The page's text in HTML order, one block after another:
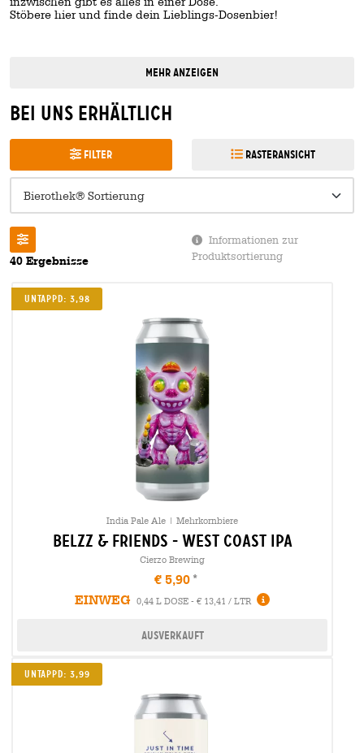
Stöbere hier und finde dein Lieblings-Dosenbier!
Mehr anzeigen
Bei uns erhältlich
Filter Rasteransicht
Filter
40 Ergebnisse
Informationen zur
Produktsortierung
UNTAPPD: 3,98
India Pale Ale | Mehrkornbiere
belzz & friends - west coast ipa
Cierzo Brewing
€ 5,90
EINWEG
0,44 L DOSE - € 13,41 / LTR
Ausverkauft
UNTAPPD: 3,99